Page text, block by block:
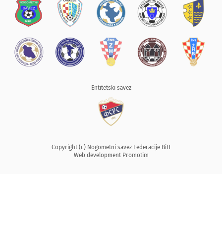
Entitetski savez
Copyright (c) Nogometni savez Federacije BiH
Web development Promotim